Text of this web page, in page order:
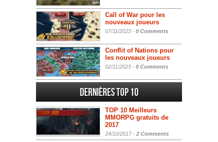
Call of War pour les
nouveaux joueurs
07/11/2023 - 0 Comments
Conflit of Nations pour
les nouveaux joueurs
02/11/2023 - 0 Comments
Dernières Top 10
TOP 10 Meilleurs
MMORPG gratuits de
2017
24/10/2017 - 2 Comments